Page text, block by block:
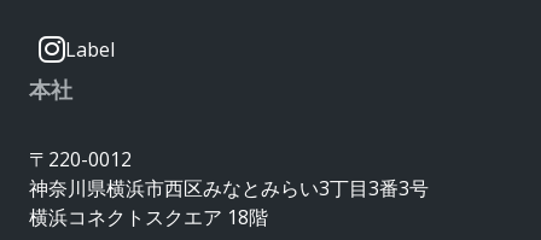
Label
本社
〒220-0012
神奈川県横浜市西区みなとみらい3丁目3番3号
横浜コネクトスクエア 18階